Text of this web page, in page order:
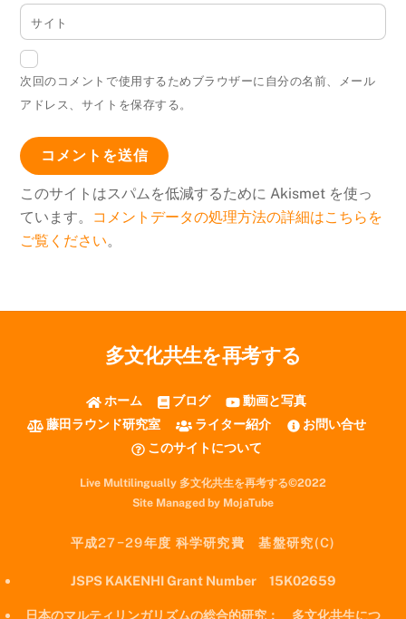
サイト
次回のコメントで使用するためブラウザーに自分の名前、メール
アドレス、サイトを保存する。
このサイトはスパムを低減するために Akismet を使っ
ています。 コメントデータの処理方法の詳細はこちらを
ご覧ください。
多文化共生を再考する
ホーム ブログ
動画と写真
藤田ラウンド研究室
ライター紹介
お問い合せ
このサイトについて
Live Multilingually 多文化共生を再考する©2022
Site Managed by MojaTube
平成27−29年度 科学研究費 基盤研究(C)
JSPS KAKENHI Grant Number 15K02659
日本のマルティリンガリズムの総合的研究： 多文化共生につ